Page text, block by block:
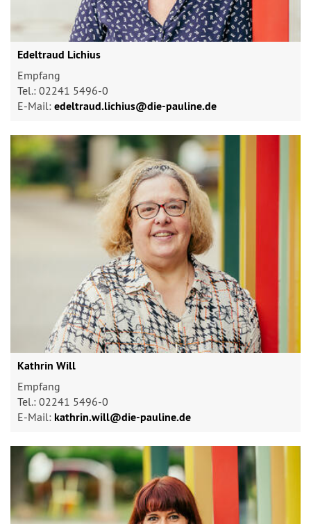
Edeltraud Lichius
Empfang
Tel.: 02241 5496-0
E-Mail: edeltraud.lichius@​die-pauline.de
Kathrin Will
Empfang
Tel.: 02241 5496-0
E-Mail: kathrin.will@​die-pauline.de